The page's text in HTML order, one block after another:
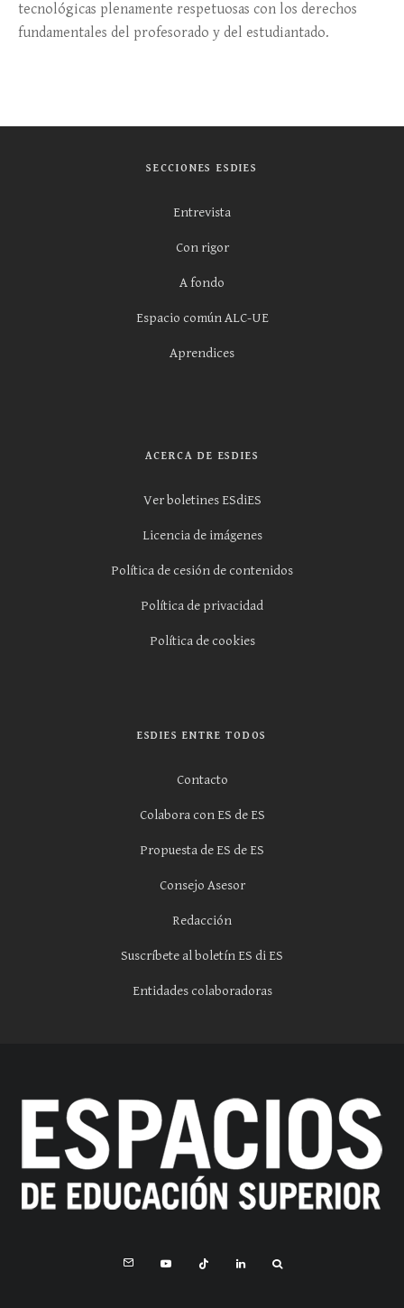
tecnológicas plenamente respetuosas con los derechos
fundamentales del profesorado y del estudiantado.
SECCIONES ESDIES
Entrevista
Con rigor
A fondo
Espacio común ALC-UE
Aprendices
ACERCA DE ESDIES
Ver boletines ESdiES
Licencia de imágenes
Política de cesión de contenidos
Política de privacidad
Política de cookies
ESDIES ENTRE TODOS
Contacto
Colabora con ES de ES
Propuesta de ES de ES
Consejo Asesor
Redacción
Suscríbete al boletín ES di ES
Entidades colaboradoras